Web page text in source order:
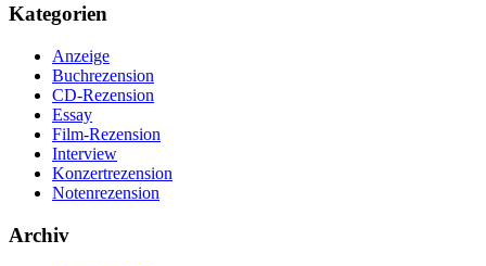
Kategorien
Anzeige
Buchrezension
CD-Rezension
Essay
Film-Rezension
Interview
Konzertrezension
Notenrezension
Archiv